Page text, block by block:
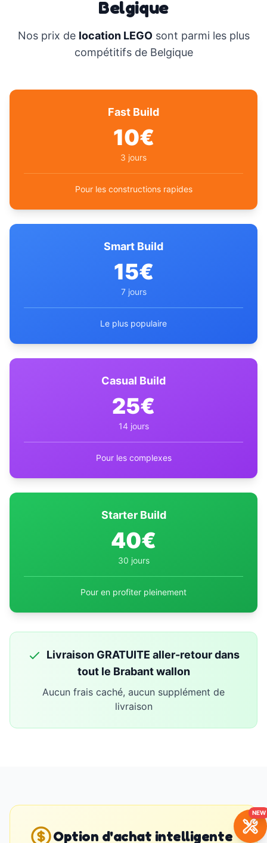
Belgique
Nos prix de location LEGOsont parmi les plus
compétitifs de Belgique
Fast Build
10€
3 jours
Pour les constructions rapides
Smart Build
15€
7 jours
Le plus populaire
Casual Build
25€
14 jours
Pour les complexes
Starter Build
40€
30 jours
Pour en profiter pleinement
Livraison GRATUITE aller-retour dans
tout le Brabant wallon
Aucun frais caché, aucun supplément de
livraison
Option d'achat intelligente
NEW